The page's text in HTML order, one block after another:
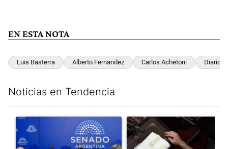
EN ESTA NOTA
Luis Basterra Alberto Fernandez Carlos Achetoni Diario
Noticias en Tendencia
Un artículo de tendencia con el título "Ley de Tierras: ante el
Un artículo de tendencia con